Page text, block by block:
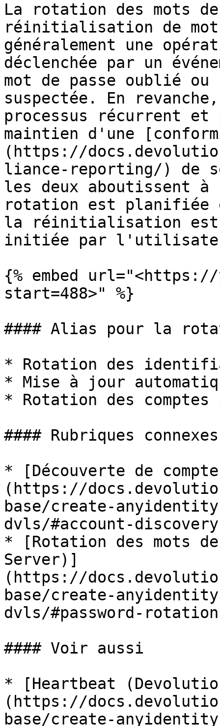
La rotation des mots
réinitialisation de
généralement une
déclenchée par un
mot de passe oublié ou
suspectée. En
processus récurrent
maintien d'une
(https://
liance-reporting/) de
les deux aboutissent à
rotation est planifiée
la réinitialisation est
initiée par
{% embed
start=488>" %}
#### Alias pour la
* Rotation des
* Mise à jour
* Rotation des
#### Rubriques connexes
* [Découverte de
(https://
base/create-
dvls/#account-
* [Rotation des mots
Server)]
(https://
base/create-
dvls/#password-
#### Voir aussi
* [Heartbeat
(https://
base/create-